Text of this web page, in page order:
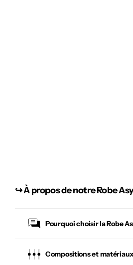
↪︎À propos de notre Robe
Pourquoi choisir laRobe
Compositions et